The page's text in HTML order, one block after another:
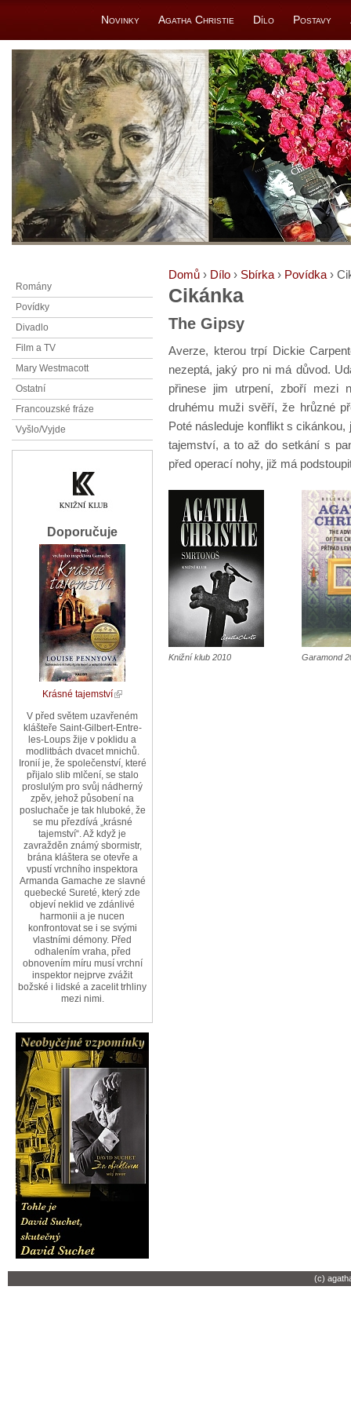
Novinky Agatha Christie Dílo Postavy
Domů › Dílo › Sbírka › Povídka ›
Cikánka
The Gipsy
Averze, kterou trpí Dickie
nezeptá, jaký pro ni má důvod.
přinese jim utrpení, zboří mezi
druhému muži svěří, že hrůzné
Poté následuje konflikt s
tajemství, a to až do setkání s
před operací nohy, již má
Knižní klub 2010 Garamond
Romány
Povídky
Divadlo
Film a TV
Mary Westmacott
Ostatní
Francouzské fráze
Vyšlo/Vyjde
Doporučuje
Krásné tajemství
V před světem uzavřeném
klášteře Saint-Gilbert-Entre-
les-Loups žije v poklidu a
modlitbách dvacet mnichů.
Ironií je, že společenství, které
přijalo slib mlčení, se stalo
proslulým pro svůj nádherný
zpěv, jehož působení na
posluchače je tak hluboké, že
se mu přezdívá „krásné
tajemství“. Až když je
zavražděn známý sbormistr,
brána kláštera se otevře a
vpustí vrchního inspektora
Armanda Gamache ze slavné
quebecké Sureté, který zde
objeví neklid ve zdánlivé
harmonii a je nucen
konfrontovat se i se svými
vlastními démony. Před
odhalením vraha, před
obnovením míru musí vrchní
inspektor nejprve zvážit
božské i lidské a zacelit trhliny
mezi nimi.
(c)